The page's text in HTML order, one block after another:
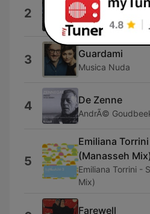
2 Errori
Suonatori
3 Guardami
Musica Nuda
4 De Zenne
AndrÃ©
5
Emiliana
(Manasseh
Emiliana Torrini -
Mix)
Farewell